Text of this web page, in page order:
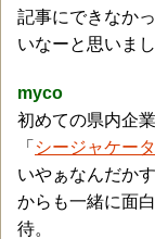
記事にできなか
いなーと思いまし
myco
初めての県内企
「 シージャケー
いやぁなんだか
からも一緒に面
待。